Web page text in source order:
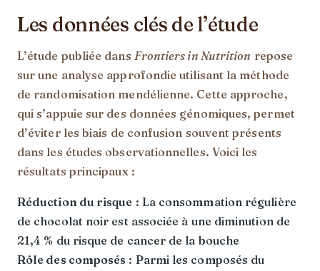
Les données clés de l’étude
L’étude publiée dans Frontiers in Nutrition repose
sur une analyse approfondie utilisant la méthode
de randomisation mendélienne. Cette approche,
qui s’appuie sur des données génomiques, permet
d’éviter les biais de confusion souvent présents
dans les études observationnelles. Voici les
résultats principaux :
Réduction du risque : La consommation régulière
de chocolat noir est associée à une diminution de
21,4 % du risque de cancer de la bouche
Rôle des composés : Parmi les composés du